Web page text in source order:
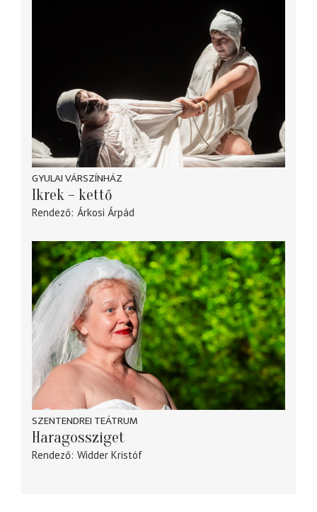
GYULAI VÁRSZÍNHÁZ
Ikrek – kettő
Rendező Árkosi Árpád
SZENTENDREI TEÁTRUM
Haragossziget
Rendező Widder Kristóf